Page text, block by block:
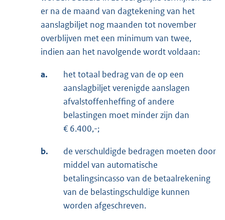
er na de maand van dagtekening van het
aanslagbiljet nog maanden tot november
overblijven met een minimum van twee,
indien aan het navolgende wordt voldaan:
a.
het totaal bedrag van de op een
aanslagbiljet verenigde aanslagen
afvalstoffenheffing of andere
belastingen moet minder zijn dan
€ 6.400,-;
b.
de verschuldigde bedragen moeten door
middel van automatische
betalingsincasso van de betaalrekening
van de belastingschuldige kunnen
worden afgeschreven.